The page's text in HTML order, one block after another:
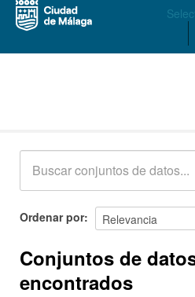
Acerca de
Ordenar por
Conjuntos de
encontrados